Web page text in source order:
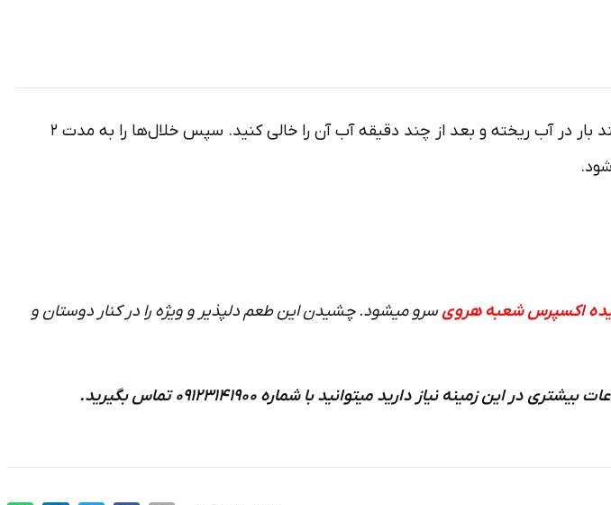
قبل از استفاده از خلال پوست پرتقال باید تلخی آن را گرفت. برای این کار خلال­‌ها را چند بار در آب ریخته و بعد از چند دقیقه آب آن را خالی کنید. سپس خلال‌­ها را به مدت ۲
اکسپرس شعبه هروی سرو می­شود. چشیدن این طعم دل­پذیر و ویژه را در کنار دوستان و
زمینه نیاز دارید می­توانید با شماره ۰۹۱۲۳۱۴۱۹۰۰ تماس بگیرید.